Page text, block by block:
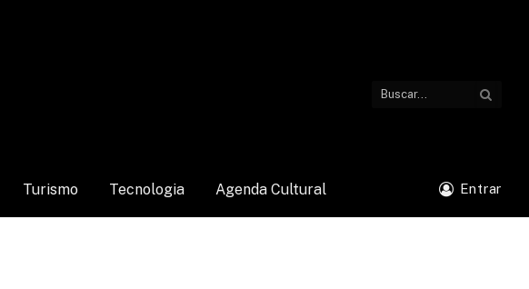
Turismo Tecnologia Agenda Cultural Entrar